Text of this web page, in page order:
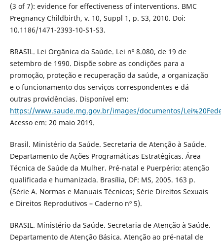
(3 of 7): evidence for effectiveness of interventions. BMC
Pregnancy Childbirth, v. 10, Suppl 1, p. S3, 2010. Doi:
10.1186/1471-2393-10-S1-S3.
BRASIL. Lei Orgânica da Saúde. Lei nº 8.080, de 19 de
setembro de 1990. Dispõe sobre as condições para a
promoção, proteção e recuperação da saúde, a organização
e o funcionamento dos serviços correspondentes e dá
outras providências. Disponível em:
https://www.saude.mg.gov.br/images/documentos/
Acesso em: 20 maio 2019.
Brasil. Ministério da Saúde. Secretaria de Atenção à Saúde.
Departamento de Ações Programáticas Estratégicas. Área
Técnica de Saúde da Mulher. Pré-natal e Puerpério: atenção
qualificada e humanizada. Brasília, DF: MS, 2005. 163 p.
(Série A. Normas e Manuais Técnicos; Série Direitos Sexuais
e Direitos Reprodutivos – Caderno nº 5).
BRASIL. Ministério da Saúde. Secretaria de Atenção à Saúde.
Departamento de Atenção Básica. Atenção ao pré-natal de